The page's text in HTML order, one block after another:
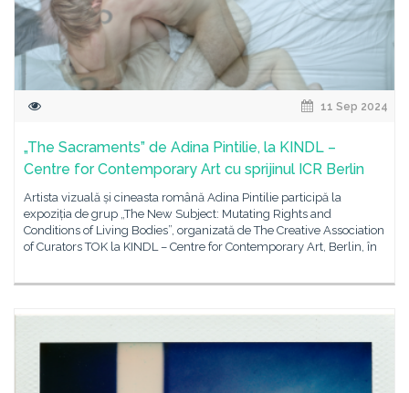
11 Sep 2024
„The Sacraments” de Adina Pintilie, la KINDL –
Centre for Contemporary Art cu sprijinul ICR Berlin
Artista vizuală și cineasta română Adina Pintilie participă la
expoziția de grup „The New Subject: Mutating Rights and
Conditions of Living Bodies”, organizată de The Creative Association
of Curators TOK la KINDL – Centre for Contemporary Art, Berlin, în